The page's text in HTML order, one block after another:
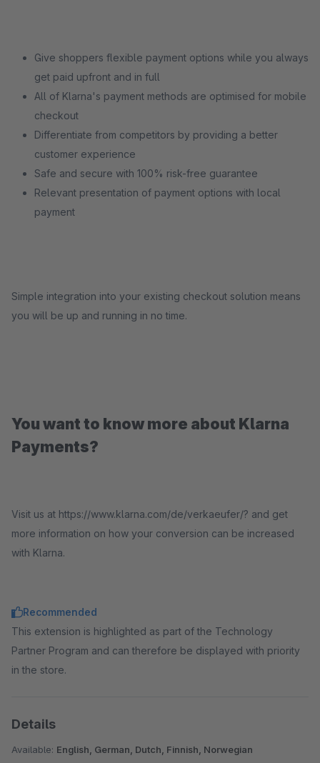
Give shoppers flexible payment options while you always
get paid upfront and in full
All of Klarna's payment methods are optimised for mobile
checkout
Differentiate from competitors by providing a better
customer experience
Safe and secure with 100% risk-free guarantee
Relevant presentation of payment options with local
payment
Simple integration into your existing checkout solution means
you will be up and running in no time.
You want to know more about Klarna
Payments?
Visit us at https://www.klarna.com/de/verkaeufer/? and get
more information on how your conversion can be increased
with Klarna.
Recommended
This extension is highlighted as part of the Technology
Partner Program and can therefore be displayed with priority
in the store.
Details
Available: English, German, Dutch, Finnish, Norwegian